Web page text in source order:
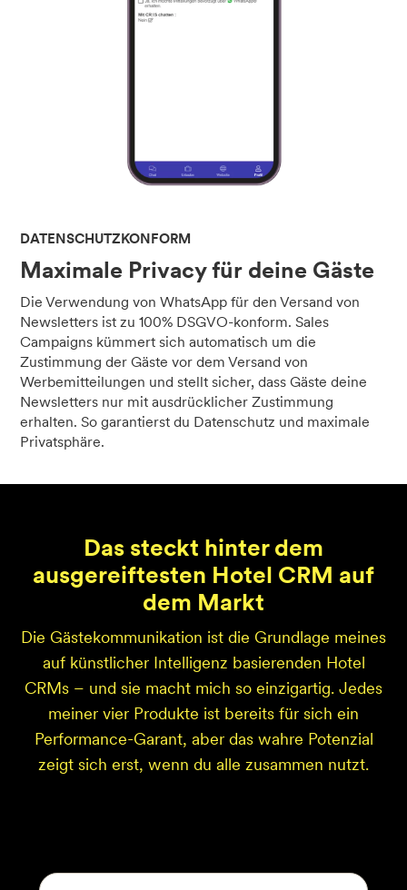
DATENSCHUTZKONFORM
Maximale Privacy für deine Gäste
Die Verwendung von WhatsApp für den Versand von
Newsletters ist zu 100% DSGVO-konform. Sales
Campaigns kümmert sich automatisch um die
Zustimmung der Gäste vor dem Versand von
Werbemitteilungen und stellt sicher, dass Gäste deine
Newsletters nur mit ausdrücklicher Zustimmung
erhalten. So garantierst du Datenschutz und maximale
Privatsphäre.
Das steckt hinter dem
ausgereiftesten Hotel CRM auf
dem Markt
Die Gästekommunikation ist die Grundlage meines
auf künstlicher Intelligenz basierenden Hotel
CRMs – und sie macht mich so einzigartig. Jedes
meiner vier Produkte ist bereits für sich ein
Performance-Garant, aber das wahre Potenzial
zeigt sich erst, wenn du alle zusammen nutzt.